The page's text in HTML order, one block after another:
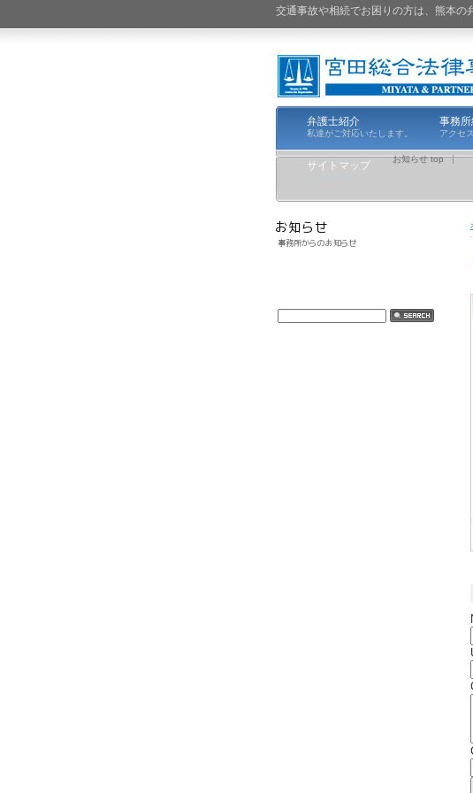
交通事故や相続でお困りの方は、熊本の
弁護士紹介
私達がご対応いたします。
事務
アクセ
サイトマップ
お知らせ top